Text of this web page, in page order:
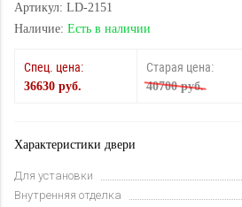
Артикул: LD-2151
Наличие: Есть в наличии
Спец. цена:
36630 руб.
Старая цена:
40700 руб.
Характеристики двери
Для установки
Внутренняя отделка